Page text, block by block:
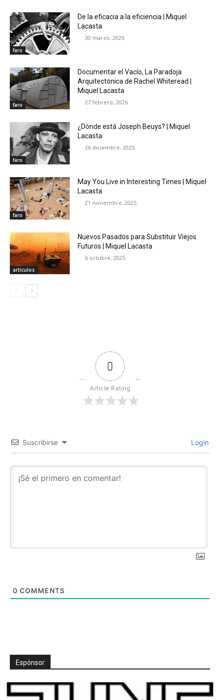
faro
De la eficacia a la eficiencia | Miquel
Lacasta
30 marzo, 2026
faro
Documentar el Vacío, La Paradoja
Arquitectónica de Rachel Whiteread |
Miquel Lacasta
27 febrero, 2026
faro
¿Dónde está Joseph Beuys? | Miquel
Lacasta
26 diciembre, 2025
faro
May You Live in Interesting Times | Miquel
Lacasta
21 noviembre, 2025
artículos
Nuevos Pasados para Substituir Viejos
Futuros | Miquel Lacasta
6 octubre, 2025
0
Article Rating
Suscribirse Login
0 COMMENTS
Espónsor